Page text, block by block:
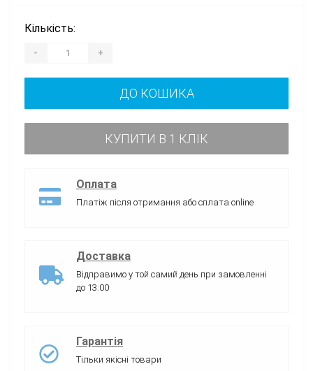
Кількість:
- +
ДО КОШИКА
КУПИТИ В 1 КЛІК
Оплата
Платіж після отримання або сплата online
Доставка
Відправимо у той самий день при замовленні
до 13:00
Гарантія
Тільки якісні товари